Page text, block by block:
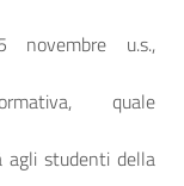
novembre u.s.,
quale
agli studenti della